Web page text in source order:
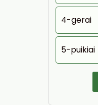
4-gerai
5-puikiai